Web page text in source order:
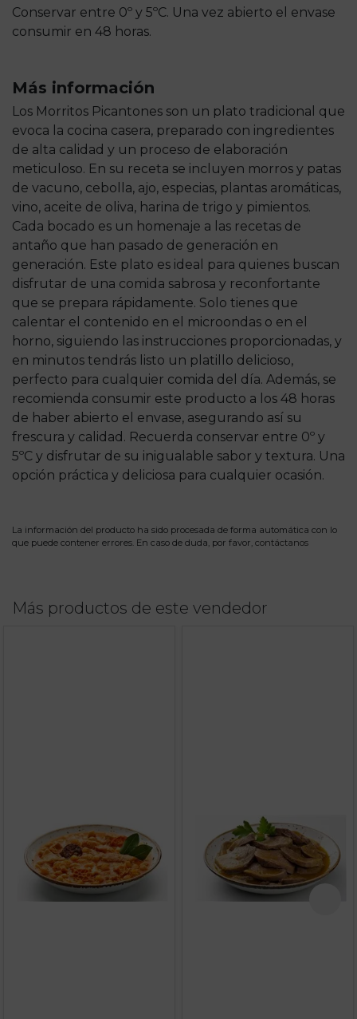
Conservar entre 0º y 5ºC. Una vez abierto el envase
consumir en 48 horas.
Más información
Los Morritos Picantones son un plato tradicional que
evoca la cocina casera, preparado con ingredientes
de alta calidad y un proceso de elaboración
meticuloso. En su receta se incluyen morros y patas
de vacuno, cebolla, ajo, especias, plantas aromáticas,
vino, aceite de oliva, harina de trigo y pimientos.
Cada bocado es un homenaje a las recetas de
antaño que han pasado de generación en
generación. Este plato es ideal para quienes buscan
disfrutar de una comida sabrosa y reconfortante
que se prepara rápidamente. Solo tienes que
calentar el contenido en el microondas o en el
horno, siguiendo las instrucciones proporcionadas, y
en minutos tendrás listo un platillo delicioso,
perfecto para cualquier comida del día. Además, se
recomienda consumir este producto a los 48 horas
de haber abierto el envase, asegurando así su
frescura y calidad. Recuerda conservar entre 0º y
5ºC y disfrutar de su inigualable sabor y textura. Una
opción práctica y deliciosa para cualquier ocasión.
La información del producto ha sido procesada de forma automática con lo
que puede contener errores. En caso de duda, por favor, contáctanos
Más productos de este vendedor